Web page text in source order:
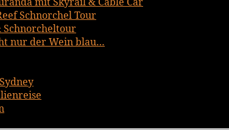
Schnorchel Tour
Schnorcheltour
nur der Wein blau…